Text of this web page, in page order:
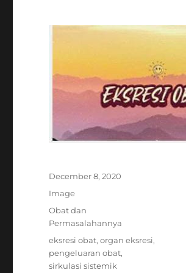
Posted
December 8, 2020
Format
Image
Categories
Obat dan
Permasalahannya
Tags
eksresi obat,organ eksresi,
pengeluaran obat,
sirkulasi sistemik